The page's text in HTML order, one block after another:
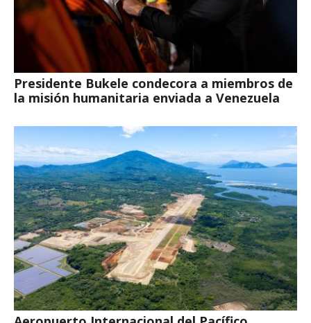
Presidente Bukele condecora a miembros de
la misión humanitaria enviada a Venezuela